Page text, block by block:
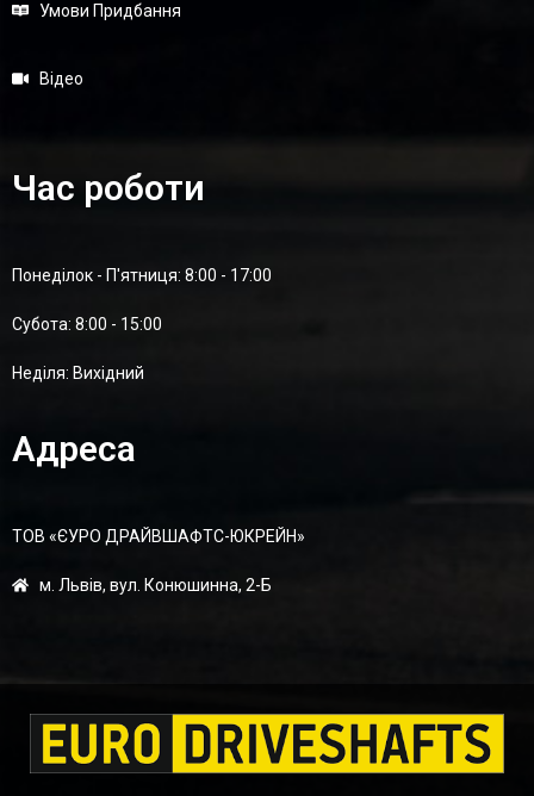
Умови Придбання
Відео
Час роботи
Понеділок - П'ятниця: 8:00 - 17:00
Суботa: 8:00 - 15:00
Неділя: Вихідний
Адреса
ТОВ «ЄУРО ДРАЙВШАФТC-ЮКРЕЙН»
м. Львів, вул. Конюшинна, 2-Б